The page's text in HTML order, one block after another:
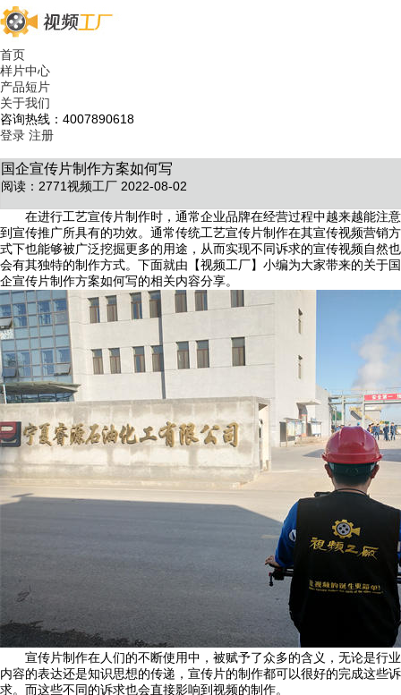
首页
样片中心
产品短片
关于我们
咨询热线：4007890618
登录 注册
国企宣传片制作方案如何写
阅读：2771视频工厂 2022-08-02
在进行工艺宣传片制作时，通常企业品牌在经营过程中越来越能注意
到宣传推广所具有的功效。通常传统工艺宣传片制作在其宣传视频营销方
式下也能够被广泛挖掘更多的用途，从而实现不同诉求的宣传视频自然也
会有其独特的制作方式。下面就由【视频工厂】小编为大家带来的关于国
企宣传片制作方案如何写的相关内容分享。
宣传片制作在人们的不断使用中，被赋予了众多的含义，无论是行业
内容的表达还是知识思想的传递，宣传片的制作都可以很好的完成这些诉
求。而这些不同的诉求也会直接影响到视频的制作。